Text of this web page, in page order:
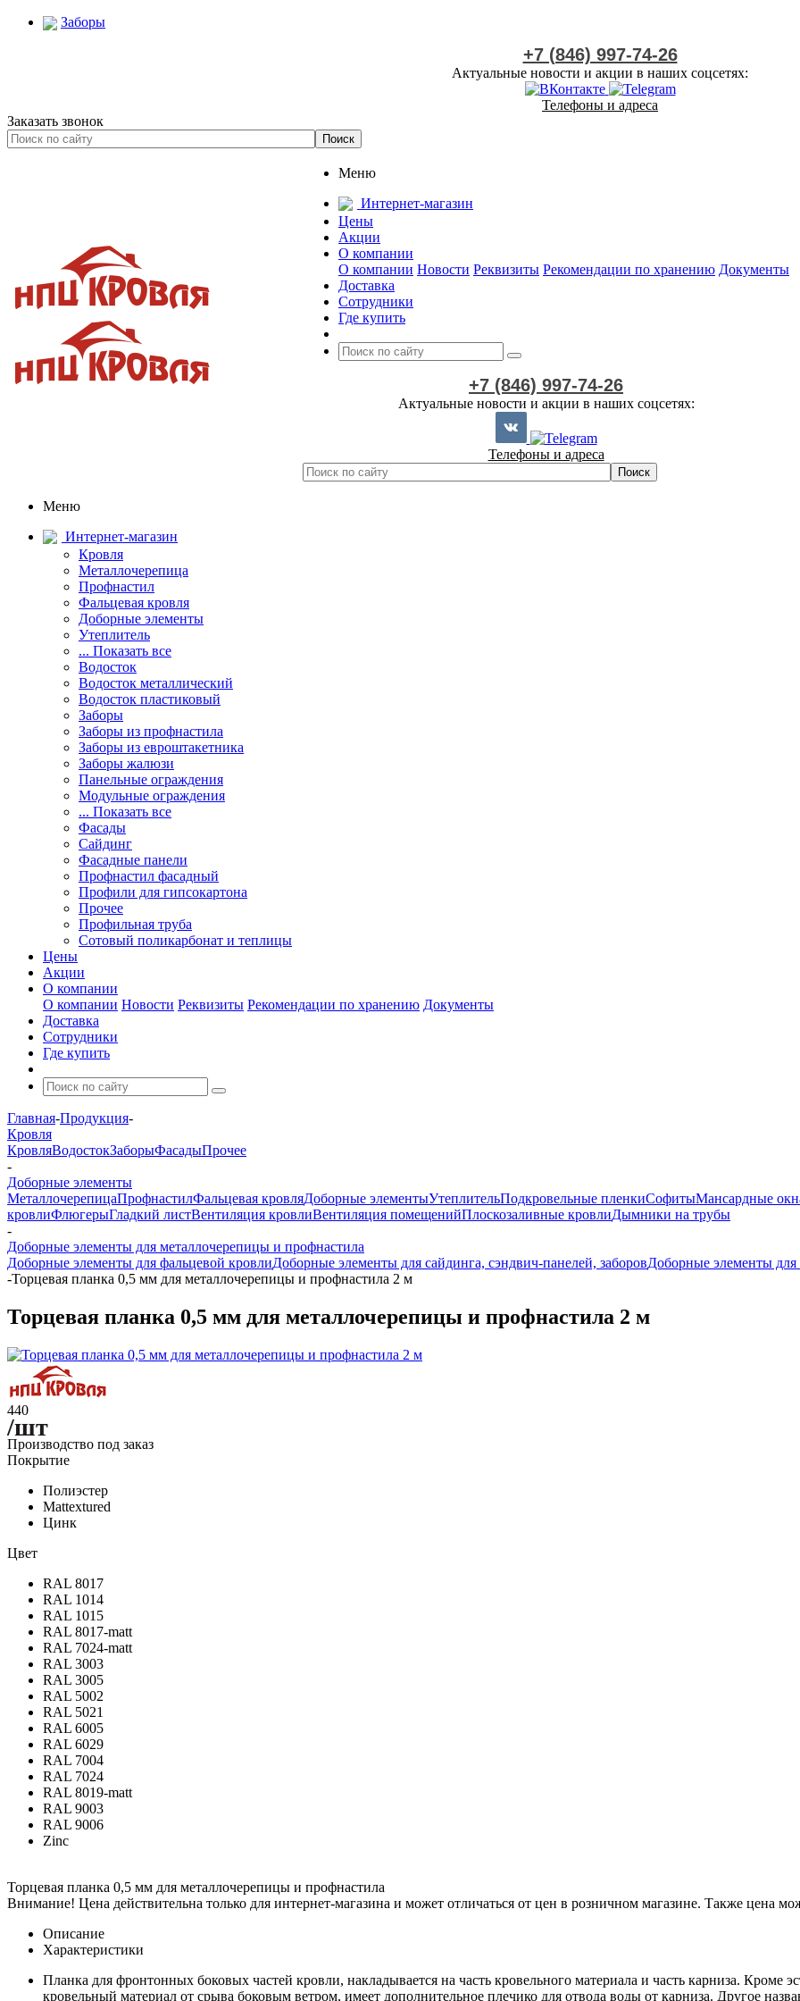
Заборы
+7 (846) 997-74-26
Актуальные новости и акции в наших соцсетях:
Телефоны и адреса
Заказать звонок
Меню
Интернет-магазин
Цены
Акции
О компании
О компании Новости Реквизиты Рекомендации по хранению Документы
Доставка
Сотрудники
Где купить
+7 (846) 997-74-26
Актуальные новости и акции в наших соцсетях:
Телефоны и адреса
Меню
Интернет-магазин
Кровля
Металлочерепица
Профнастил
Фальцевая кровля
Доборные элементы
Утеплитель
... Показать все
Водосток
Водосток металлический
Водосток пластиковый
Заборы
Заборы из профнастила
Заборы из евроштакетника
Заборы жалюзи
Панельные ограждения
Модульные ограждения
... Показать все
Фасады
Сайдинг
Фасадные панели
Профнастил фасадный
Профили для гипсокартона
Прочее
Профильная труба
Сотовый поликарбонат и теплицы
Цены
Акции
О компании
О компании Новости Реквизиты Рекомендации по хранению Документы
Доставка
Сотрудники
Где купить
Главная-Продукция-
Кровля
КровляВодостокЗаборыФасадыПрочее
-
Доборные элементы
МеталлочерепицаПрофнастилФальцевая кровляДоборные элементыУтеплительПодкровельные пленкиСофитыМансардные
кровлиФлюгерыГладкий листВентиляция кровлиВентиляция помещенийПлоскозаливные кровлиДымники на трубы
-
Доборные элементы для металлочерепицы и профнастила
Доборные элементы для фальцевой кровлиДоборные элементы для сайдинга, сэндвич-панелей, заборовДоборные элементы для
-Торцевая планка 0,5 мм для металлочерепицы и профнастила 2 м
Торцевая планка 0,5 мм для металлочерепицы и профнастила 2 м
440
/шт
Производство под заказ
Покрытие
Полиэстер
Mattextured
Цинк
Цвет
RAL 8017
RAL 1014
RAL 1015
RAL 8017-matt
RAL 7024-matt
RAL 3003
RAL 3005
RAL 5002
RAL 5021
RAL 6005
RAL 6029
RAL 7004
RAL 7024
RAL 8019-matt
RAL 9003
RAL 9006
Zinc
Торцевая планка 0,5 мм для металлочерепицы и профнастила
Внимание! Цена действительна только для интернет-магазина и может отличаться от цен в розничном магазине. Также цена
Описание
Характеристики
Планка для фронтонных боковых частей кровли, накладывается на часть кровельного материала и часть карниза. Кроме
кровельный материал от срыва боковым ветром, имеет дополнительное плечико для отвода воды от карниза. Другое